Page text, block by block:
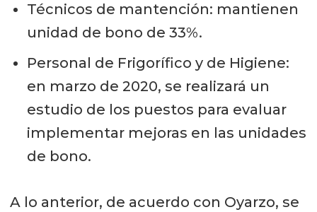
Técnicos de mantención: mantienen
unidad de bono de 33%.
Personal de Frigorífico y de Higiene:
en marzo de 2020, se realizará un
estudio de los puestos para evaluar
implementar mejoras en las unidades
de bono.
A lo anterior, de acuerdo con Oyarzo, se